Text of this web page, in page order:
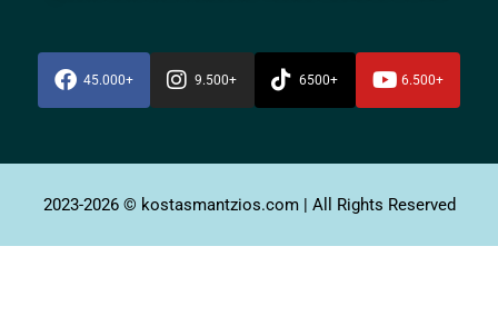
45.000+ 9.500+ 6500+ 6.500+
2023-2026 © kostasmantzios.com | All Rights Reserved